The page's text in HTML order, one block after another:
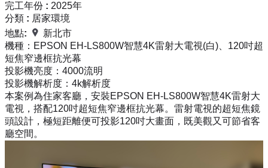
完工年份 : 2025年
分類 : 居家環境
地點:
新北市
機種： EPSON EH-LS800W智慧4K雷射大電視(白)、120吋超
短焦窄邊框抗光幕
投影機亮度： 4000流明
投影機解析度： 4k解析度
本案例為住家客廳，安裝EPSON EH-LS800W智慧4K雷射大
電視，搭配120吋超短焦窄邊框抗光幕。雷射電視的超短焦鏡
頭設計，極短距離便可投影120吋大畫面，既美觀又可節省客
廳空間。